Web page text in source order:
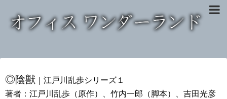
◎陰獣 ｜江戸川乱歩シリーズ１
著者：江戸川乱歩（原作）、竹内一郎（脚本）、吉田光彦